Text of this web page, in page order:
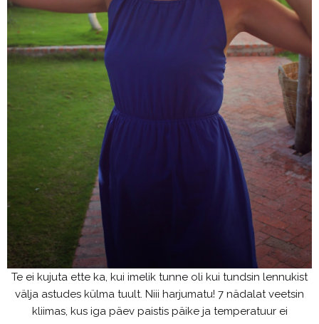
Te ei kujuta ette ka, kui imelik tunne oli kui tundsin lennukist
välja astudes külma tuult. Niii harjumatu! 7 nädalat veetsin
kliimas, kus iga päev paistis päike ja temperatuur ei